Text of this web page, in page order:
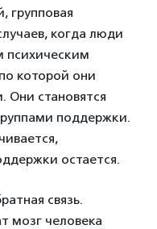
групповая
когда люди
психическим
которой они
Они становятся
поддержки.
остается.
связь.
мозг человека